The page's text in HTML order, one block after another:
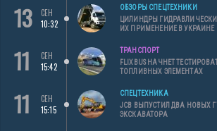
13
СЕН
10:32
ОБЗОРЫ СПЕЦТЕХНИКИ
ЦИЛИНДРЫ
ИХ ПРИМЕНЕНИЕ В УКРАИНЕ
11
СЕН
15:42
ТРАНСПОРТ
FLIXBUS НАЧНЕТ
ТОПЛИВНЫХ ЭЛЕМЕНТАХ
11
СЕН
15:15
СПЕЦТЕХНИКА
JCB ВЫПУСТИЛ ДВА НОВЫХ
ЭКСКАВАТОРА